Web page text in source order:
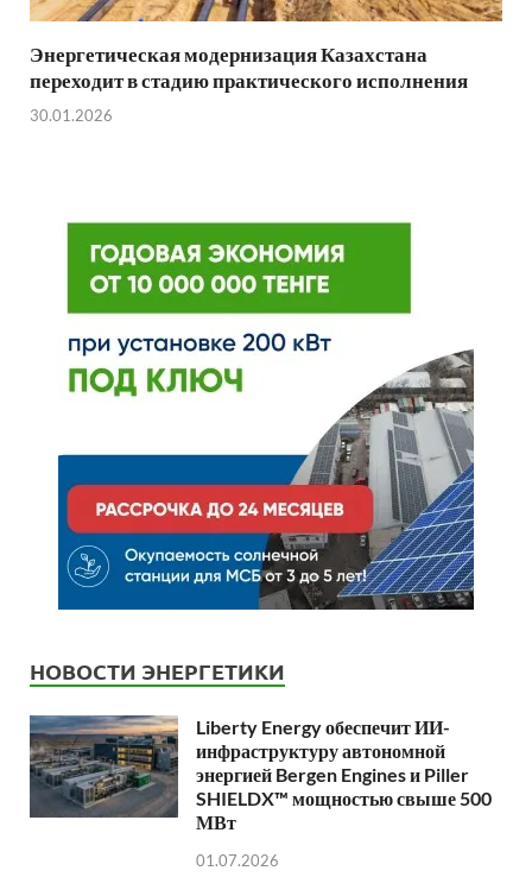
Энергетическая модернизация Казахстана
переходит в стадию практического исполнения
30.01.2026
НОВОСТИ ЭНЕРГЕТИКИ
Liberty Energy обеспечит ИИ-
инфраструктуру автономной
энергией Bergen Engines и Piller
SHIELDX™ мощностью свыше 500
МВт
01.07.2026